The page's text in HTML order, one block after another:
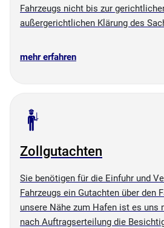
Fahrzeugs nicht bis zur
außergerichtlichen Klärung des
mehr erfahren
Zollgutachten
Sie benötigen für die Einfuhr und
Fahrzeugs ein Gutachten über den
unsere Nähe zum Hafen ist es uns
nach Auftragserteilung die